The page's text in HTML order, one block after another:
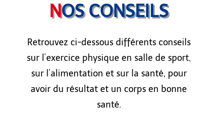
NOS CONSEILS
Retrouvez ci-dessous différents conseils
sur l’exercice physique en salle de sport,
sur l’alimentation et sur la santé, pour
avoir du résultat et un corps en bonne
santé.